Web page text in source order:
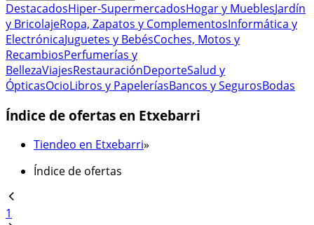
DestacadosHiper-SupermercadosHogar y MueblesJardín
y BricolajeRopa, Zapatos y ComplementosInformática y
ElectrónicaJuguetes y BebésCoches, Motos y
RecambiosPerfumerías y
BellezaViajesRestauraciónDeporteSalud y
ÓpticasOcioLibros y PapeleríasBancos y SegurosBodas
Índice de ofertas en Etxebarri
Tiendeo en Etxebarri»
Índice de ofertas
1